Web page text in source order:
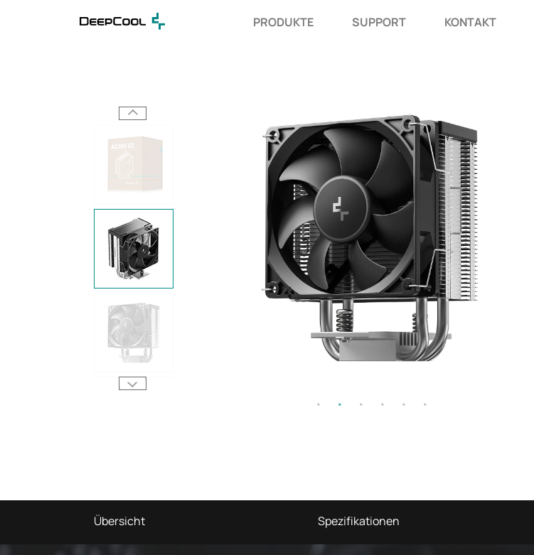
PRODUKTE SUPPORT KONTAKT
Übersicht Spezifikationen